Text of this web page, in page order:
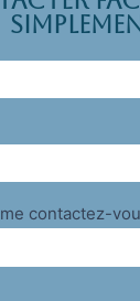
contactez-